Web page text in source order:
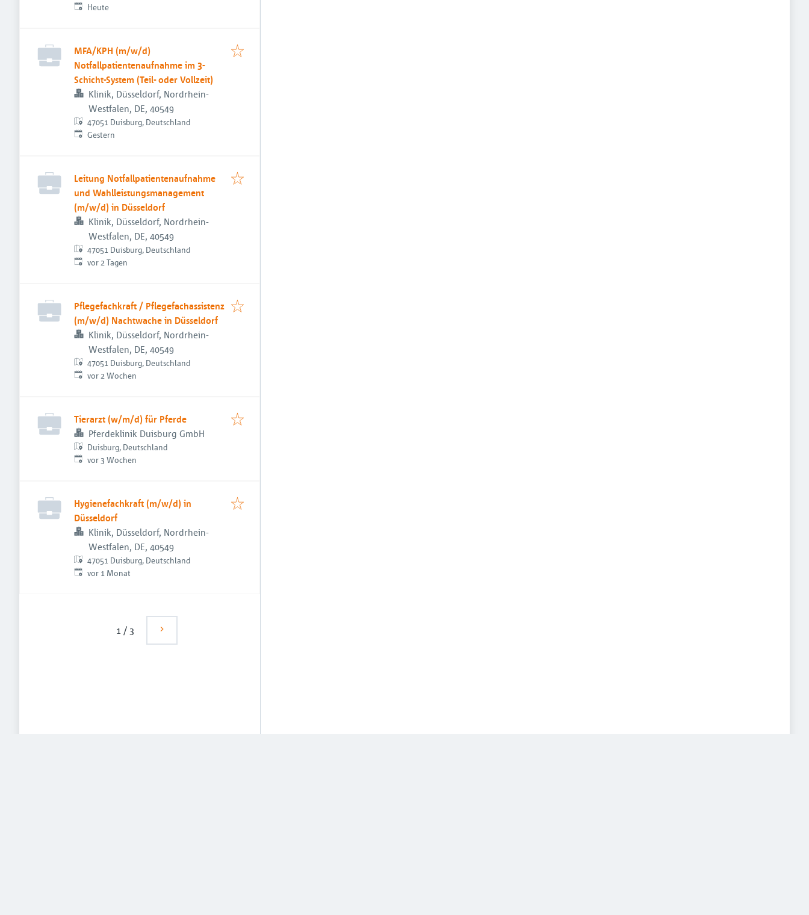
Veröffentlicht
Heute
MFA/KPH (m/w/d)
Notfallpatientenaufnahme im 3-
Schicht-System (Teil- oder Vollzeit)
Klinik, Düsseldorf, Nordrhein-
Westfalen, DE, 40549
47051 Duisburg, Deutschland
Veröffentlicht
Gestern
Leitung Notfallpatientenaufnahme
und Wahlleistungsmanagement
(m/w/d) in Düsseldorf
Klinik, Düsseldorf, Nordrhein-
Westfalen, DE, 40549
47051 Duisburg, Deutschland
Veröffentlicht:
vor 2 Tagen
Pflegefachkraft / Pflegefachassistenz
(m/w/d) Nachtwache in Düsseldorf
Klinik, Düsseldorf, Nordrhein-
Westfalen, DE, 40549
47051 Duisburg, Deutschland
Veröffentlicht:
vor 2 Wochen
Tierarzt (w/m/d) für Pferde
Pferdeklinik Duisburg GmbH
Duisburg, Deutschland
Veröffentlicht:
vor 3 Wochen
Hygienefachkraft (m/w/d) in
Düsseldorf
Klinik, Düsseldorf, Nordrhein-
Westfalen, DE, 40549
47051 Duisburg, Deutschland
Veröffentlicht:
vor 1 Monat
1 / 3